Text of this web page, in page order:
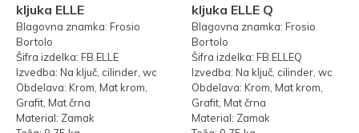
kljuka ELLE
Blagovna znamka: Frosio
Bortolo
Šifra izdelka: FB.ELLE
Izvedba: Na ključ, cilinder, wc
Obdelava: Krom, Mat krom,
Grafit, Mat črna
Material: Zamak
kljuka ELLE Q
Blagovna znamka: Frosio
Bortolo
Šifra izdelka: FB.ELLEQ
Izvedba: Na ključ, cilinder, wc
Obdelava: Krom, Mat krom,
Grafit, Mat črna
Material: Zamak